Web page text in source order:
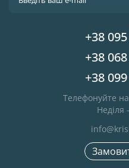
+38
+38
+38
Телефонуйте
Неділя